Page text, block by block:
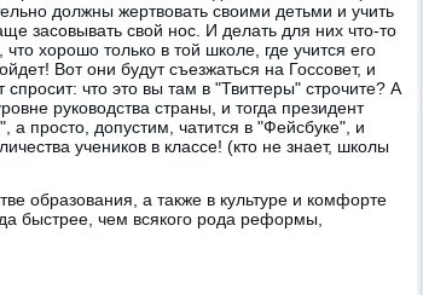
должны жертвовать своими детьми и учить
засовывать свой нос. И делать для них что-то
хорошо только в той школе, где учится его
Вот они будут съезжаться на Госсовет, и
что это вы там в "Твиттеры" строчите? А
руководства страны, и тогда президент
а просто, допустим, чатится в "Фейсбуке", и
учеников в классе! (кто не знает, школы
образования, а также в культуре и комфорте
быстрее, чем всякого рода реформы,